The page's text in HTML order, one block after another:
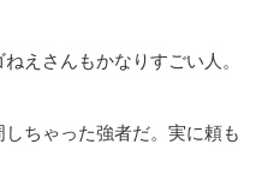
えさんもかなりすごい人。
ちゃった強者だ。実に頼も